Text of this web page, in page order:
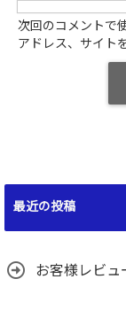
次回のコメントで
アドレス、サイト
最近の投稿
お客様レビュ